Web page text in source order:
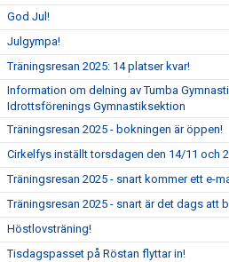
God Jul!
Julgympa!
Träningsresan 2025: 14 platser kvar!
Information om delning av Tumba
Idrottsförenings Gymnastiksektion
Träningsresan 2025 - bokningen är öppen!
Cirkelfys inställt torsdagen den 14/11 och
Träningsresan 2025 - snart kommer ett e-
Träningsresan 2025 - snart är det dags att
Höstlovsträning!
Tisdagspasset på Röstan flyttar in!